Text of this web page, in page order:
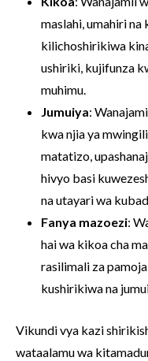
maslahi, umahiri
kilichoshirikiwa
ushiriki, kujifunza
muhimu.
Jumuiya:
kwa njia ya
matatizo,
hivyo basi
na utayari wa
Fanya mazoezi:
hai wa kikoa cha
rasilimali za
kushirikiwa na
Vikundi vya kazi
wataalamu wa